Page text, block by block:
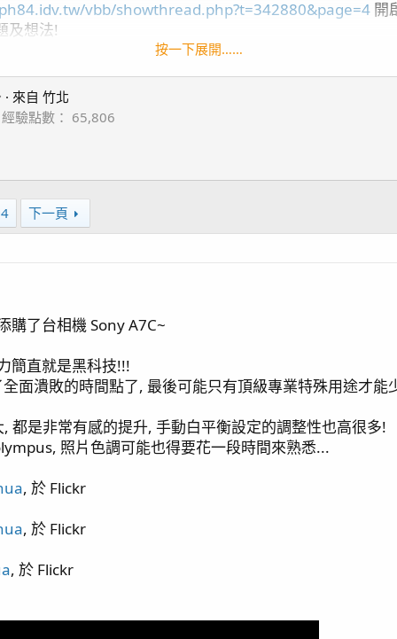
vbb/showthread.php?t=342880&page=4 開
及想法!
2, DMP20M*2
*1
)
)
爭 (Dino) 結束 / 滿兩個月
按一下展開……
· 來自 竹北
經驗點數 65,806
下一頁
購了台相機 Sony A7C~
簡直就是黑科技!!!
面潰敗的時間點了, 最後可能只有頂級專業特殊用途才能
都是非常有感的提升, 手動白平衡設定的調整性也高很多!
照片色調可能也得要花一段時間來熟悉...
, 於 Flickr
, 於 Flickr
, 於 Flickr